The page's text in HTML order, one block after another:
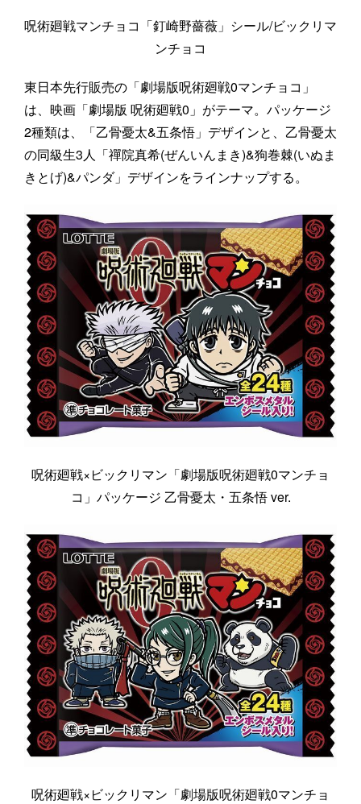
呪術廻戦マンチョコ「釘崎野薔薇」シール/ビックリマ
ンチョコ
東日本先行販売の「劇場版呪術廻戦0マンチョコ」
は、映画「劇場版 呪術廻戦0」がテーマ。パッケージ
2種類は、「乙骨憂太&五条悟」デザインと、乙骨憂太
の同級生3人「禪院真希(ぜんいんまき)&狗巻棘(いぬま
きとげ)&パンダ」デザインをラインナップする。
呪術廻戦×ビックリマン「劇場版呪術廻戦0マンチョ
コ」パッケージ 乙骨憂太・五条悟 ver.
呪術廻戦×ビックリマン「劇場版呪術廻戦0マンチョ